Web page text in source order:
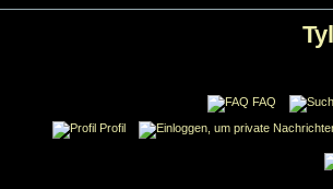
FAQ
Profil